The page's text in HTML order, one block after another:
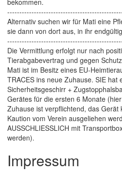
Alternativ suchen wir für Mati eine
sie dann von dort aus, in ihr
Die Vermittlung erfolgt nur nach
Tierabgabevertrag und gegen
Mati ist im Besitz eines EU-
TRACES ins neue Zuhause. SIE hat
Sicherheitsgeschirr +
Gerätes für die ersten 6 Monate
Zuhause ist verpflichtend, das
Kaution vom Verein ausgeliehen
AUSSCHLIESSLICH mit
werden).
Impressum